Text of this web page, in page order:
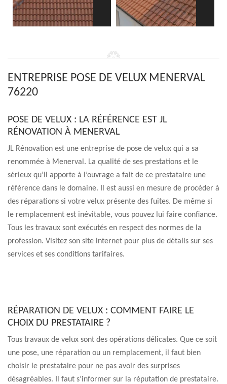
ENTREPRISE POSE DE VELUX MENERVAL
76220
POSE DE VELUX : LA RÉFÉRENCE EST JL
RÉNOVATION À MENERVAL
JL Rénovation est une entreprise de pose de velux qui a sa
renommée à Menerval. La qualité de ses prestations et le
sérieux qu’il apporte à l’ouvrage a fait de ce prestataire une
référence dans le domaine. Il est aussi en mesure de procéder à
des réparations si votre velux présente des fuites. De même si
le remplacement est inévitable, vous pouvez lui faire confiance.
Tous les travaux sont exécutés en respect des normes de la
profession. Visitez son site internet pour plus de détails sur ses
services et ses conditions tarifaires.
RÉPARATION DE VELUX : COMMENT FAIRE LE
CHOIX DU PRESTATAIRE ?
Tous travaux de velux sont des opérations délicates. Que ce soit
une pose, une réparation ou un remplacement, il faut bien
choisir le prestataire pour ne pas avoir des surprises
désagréables. Il faut s’informer sur la réputation de prestataire.